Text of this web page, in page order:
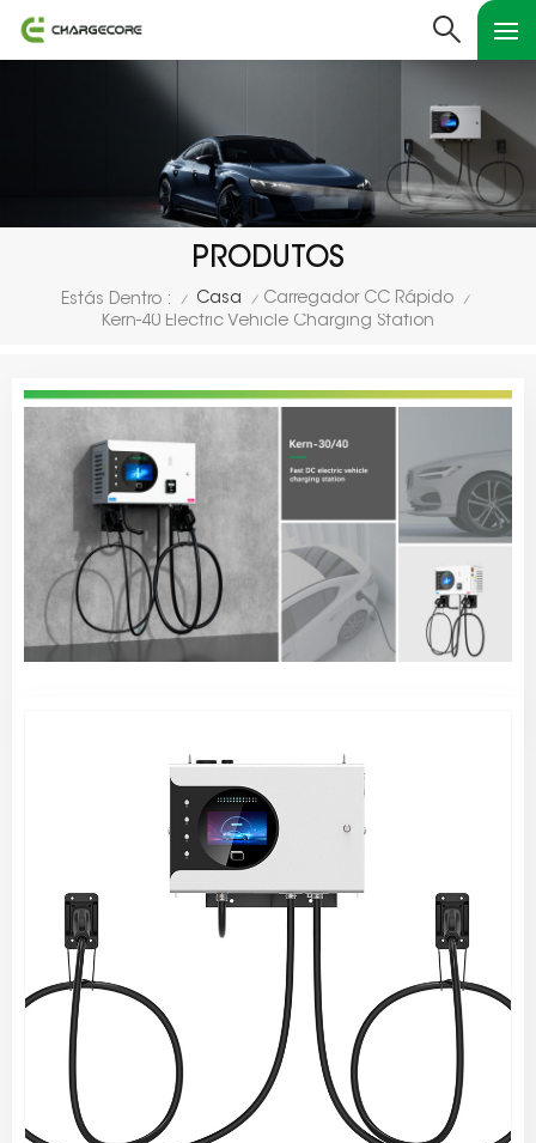
PRODUTOS
Estás Dentro : / Casa / Carregador CC Rápido /
Kern-40 Electric Vehicle Charging Station